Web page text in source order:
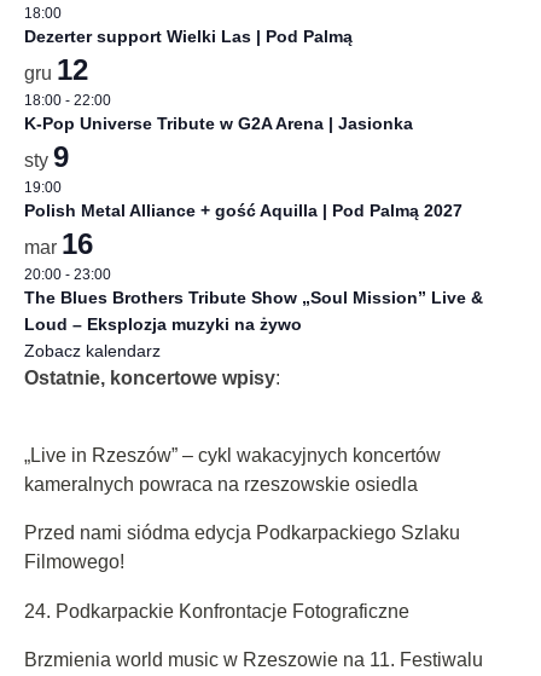
18:00
Dezerter support Wielki Las | Pod Palmą
gru 12
18:00 - 22:00
K-Pop Universe Tribute w G2A Arena | Jasionka
sty 9
19:00
Polish Metal Alliance + gość Aquilla | Pod Palmą 2027
mar 16
20:00 - 23:00
The Blues Brothers Tribute Show „Soul Mission” Live &
Loud – Eksplozja muzyki na żywo
Zobacz kalendarz
Ostatnie, koncertowe wpisy:
„Live in Rzeszów” – cykl wakacyjnych koncertów
kameralnych powraca na rzeszowskie osiedla
Przed nami siódma edycja Podkarpackiego Szlaku
Filmowego!
24. Podkarpackie Konfrontacje Fotograficzne
Brzmienia world music w Rzeszowie na 11. Festiwalu